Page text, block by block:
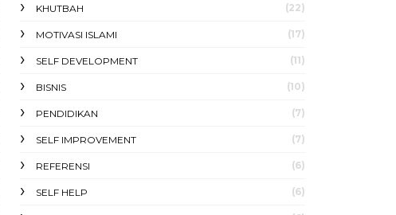
KHUTBAH (22)
MOTIVASI ISLAMI (17)
SELF DEVELOPMENT (11)
BISNIS (10)
PENDIDIKAN (7)
SELF IMPROVEMENT (7)
REFERENSI (6)
SELF HELP (6)